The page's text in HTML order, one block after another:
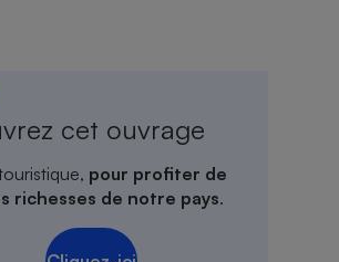
cet ouvrage
pour profiter de
richesses de notre pays.